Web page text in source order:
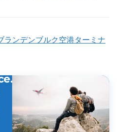
ランデンブルク空港ターミナ